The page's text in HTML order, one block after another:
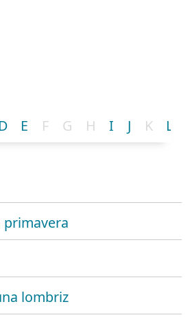
D E F G H I J K L
primavera
lombriz